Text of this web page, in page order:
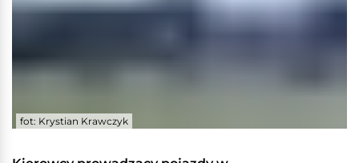
fot: Krystian Krawczyk